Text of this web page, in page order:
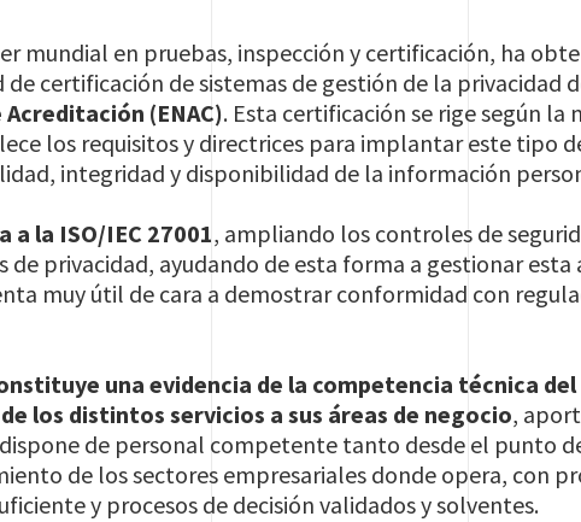
mundial en pruebas, inspección y certificación, ha
certificación de sistemas de gestión de la privacidad
(ENAC). Esta certificación se rige según la
los requisitos y directrices para implantar este tipo
integridad y disponibilidad de la información
la ISO/IEC 27001, ampliando los controles de
de privacidad, ayudando de esta forma a gestionar esta
muy útil de cara a demostrar conformidad con
una evidencia de la competencia técnica
los distintos servicios a sus áreas de negocio,
de personal competente tanto desde el punto
de los sectores empresariales donde opera, con
y procesos de decisión validados y solventes.